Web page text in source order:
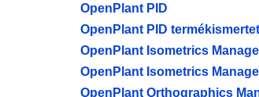
OpenPlant PID
OpenPlant PID
OpenPlant Isometrics
OpenPlant Isometrics
OpenPlant Orthographics